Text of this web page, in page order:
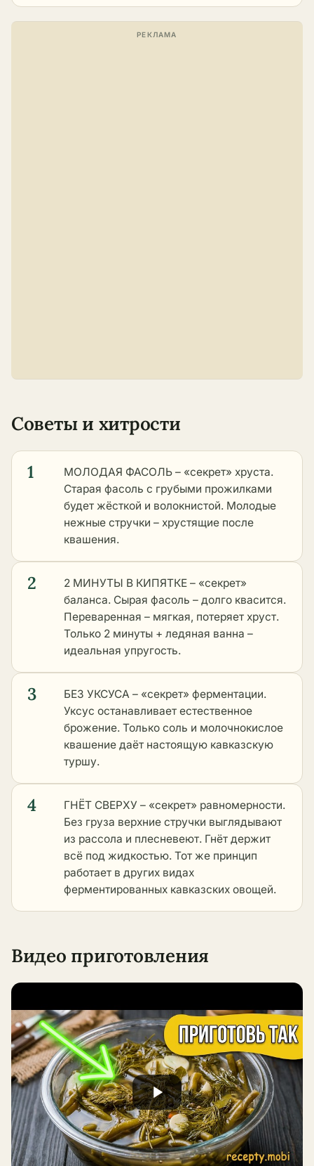
Советы и хитрости
1
МОЛОДАЯ ФАСОЛЬ – «секрет» хруста.
Старая фасоль с грубыми прожилками
будет жёсткой и волокнистой. Молодые
нежные стручки – хрустящие после
квашения.
2
2 МИНУТЫ В КИПЯТКЕ – «секрет»
баланса. Сырая фасоль – долго квасится.
Переваренная – мягкая, потеряет хруст.
Только 2 минуты + ледяная ванна –
идеальная упругость.
3
БЕЗ УКСУСА – «секрет» ферментации.
Уксус останавливает естественное
брожение. Только соль и молочнокислое
квашение даёт настоящую кавказскую
туршу.
4
ГНЁТ СВЕРХУ – «секрет» равномерности.
Без груза верхние стручки выглядывают
из рассола и плесневеют. Гнёт держит
всё под жидкостью. Тот же принцип
работает в других видах
ферментированных кавказских овощей.
Видео приготовления